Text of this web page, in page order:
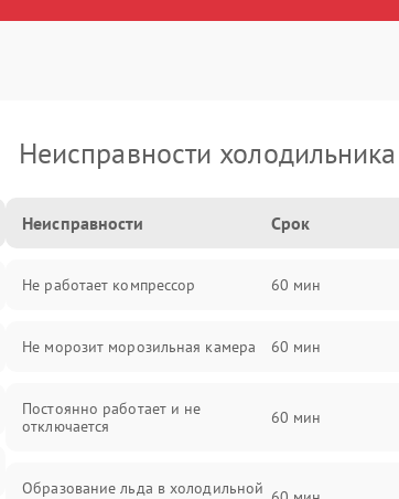
Неисправности
Неисправности Срок
Не работает компрессор 60 мин
Не морозит морозильная камера 60 мин
Постоянно работает и не
отключается
60 мин
Образование льда в холодильной